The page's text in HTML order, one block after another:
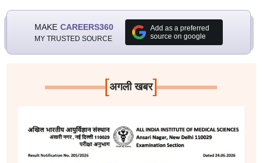
MAKE CAREERS360
MY TRUSTED SOURCE
Add as a preferred
source on google
[अगली खबर]